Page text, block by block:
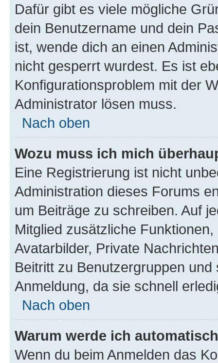
Dafür gibt es viele mögliche
dein Benutzername und dein
ist, wende dich an einen
nicht gesperrt wurdest. Es ist
Konfigurationsproblem mit der
Administrator lösen muss.
Nach oben
Wozu muss ich mich
Eine Registrierung ist nicht
Administration dieses Forums
um Beiträge zu schreiben. Auf
Mitglied zusätzliche
Avatarbilder, Private
Beitritt zu Benutzergruppen
Anmeldung, da sie schnell
Nach oben
Warum werde ich
Wenn du beim Anmelden das